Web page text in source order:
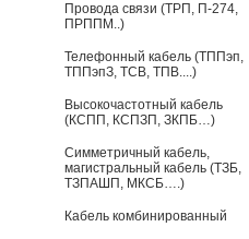
Провода связи (ТРП, П-274,
ПРППМ..)
Телефонный кабель (ТППэп,
ТППэпЗ, ТСВ, ТПВ....)
Высокочастотный кабель
(КСПП, КСПЗП, ЗКПБ…)
Симметричный кабель,
магистральный кабель (ТЗБ,
ТЗПАШП, МКСБ….)
Кабель комбинированный